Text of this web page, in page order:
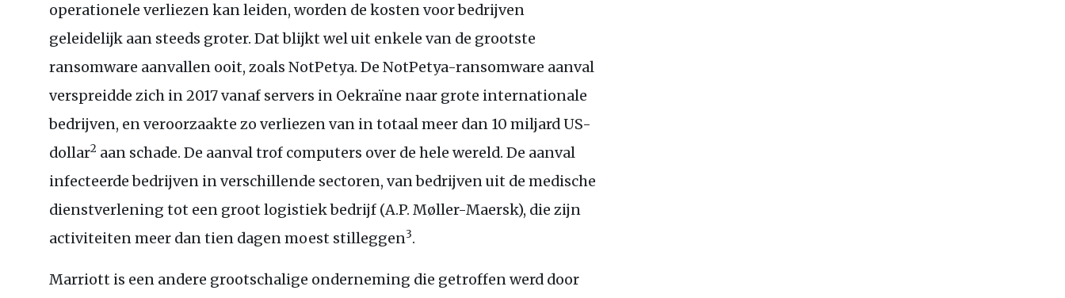
operationele verliezen kan leiden, worden de kosten voor bedrijven
geleidelijk aan steeds groter. Dat blijkt wel uit enkele van de grootste
ransomware aanvallen ooit, zoals NotPetya. De NotPetya-ransomware aanval
verspreidde zich in 2017 vanaf servers in Oekraïne naar grote internationale
bedrijven, en veroorzaakte zo verliezen van in totaal meer dan 10 miljardUS-
dollar2 aan schade. De aanval trof computers over de hele wereld. De aanval
infecteerde bedrijven in verschillende sectoren, van bedrijven uit de medische
dienstverlening tot een groot logistiek bedrijf (A.P. Møller-Maersk), die zijn
activiteiten meer dan tien dagen moest stilleggen3.
Marriott is een andere grootschalige onderneming die getroffen werd door